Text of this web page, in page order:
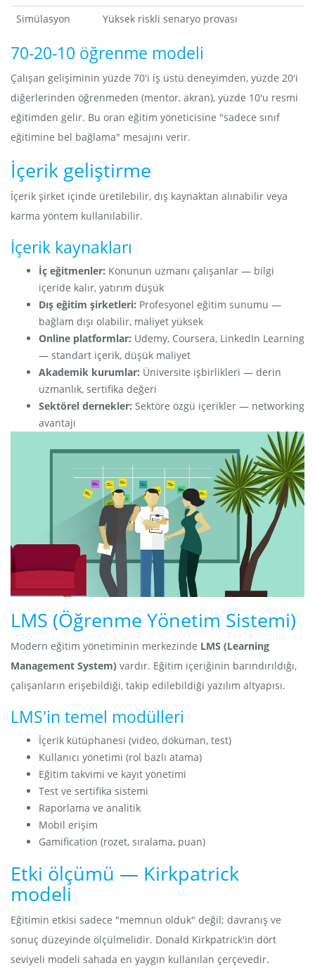
Simülasyon Yüksek riskli senaryo provası
70-20-10 öğrenme modeli
Çalışan gelişiminin yüzde 70'i iş üstü deneyimden, yüzde 20'i
diğerlerinden öğrenmeden (mentor, akran), yüzde 10'u resmi
eğitimden gelir. Bu oran eğitim yöneticisine "sadece sınıf
eğitimine bel bağlama" mesajını verir.
İçerik geliştirme
İçerik şirket içinde üretilebilir, dış kaynaktan alınabilir veya
karma yöntem kullanılabilir.
İçerik kaynakları
İç eğitmenler: Konunun uzmanı çalışanlar — bilgi
içeride kalır, yatırım düşük
Dış eğitim şirketleri: Profesyonel eğitim sunumu —
bağlam dışı olabilir, maliyet yüksek
Online platformlar: Udemy, Coursera, LinkedIn Learning
— standart içerik, düşük maliyet
Akademik kurumlar: Üniversite işbirlikleri — derin
uzmanlık, sertifika değeri
Sektörel dernekler: Sektöre özgü içerikler — networking
avantajı
LMS (Öğrenme Yönetim Sistemi)
Modern eğitim yönetiminin merkezinde LMS (Learning
Management System) vardır. Eğitim içeriğinin barındırıldığı,
çalışanların erişebildiği, takip edilebildiği yazılım altyapısı.
LMS'in temel modülleri
İçerik kütüphanesi (video, döküman, test)
Kullanıcı yönetimi (rol bazlı atama)
Eğitim takvimi ve kayıt yönetimi
Test ve sertifika sistemi
Raporlama ve analitik
Mobil erişim
Gamification (rozet, sıralama, puan)
Etki ölçümü — Kirkpatrick
modeli
Eğitimin etkisi sadece "memnun olduk" değil; davranış ve
sonuç düzeyinde ölçülmelidir. Donald Kirkpatrick'in dört
seviyeli modeli sahada en yaygın kullanılan çerçevedir.